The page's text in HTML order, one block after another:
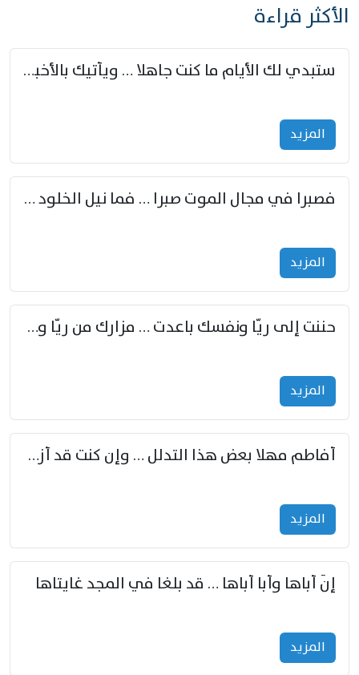
الأكثر قراءة
ستبدي لك الأيام ما كنت جاهلا … ويأتيك بالأخبار من لم تزوّد
المزید
فصبرا في مجال الموت صبرا … فما نيل الخلود بمستطاع
المزید
حننت إلى ريّا ونفسك باعدت … مزارك من ريّا وشعباكما معا
المزید
أفاطم مهلا بعض هذا التدلل … وإن كنت قد أزمعت صرمي فأجملي
المزید
إنّ أباها وأبا أباها … قد بلغا في المجد غايتاها
المزید